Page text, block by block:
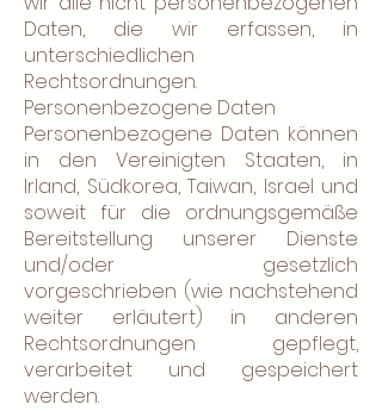
Daten, die wir erfassen, in
unterschiedlichen
Rechtsordnungen.
Personenbezogene Daten
Personenbezogene Daten können
in den Vereinigten Staaten, in
Irland, Südkorea, Taiwan, Israel und
soweit für die ordnungsgemäße
Bereitstellung unserer Dienste
und/oder gesetzlich
vorgeschrieben (wie nachstehend
weiter erläutert) in anderen
Rechtsordnungen gepflegt,
verarbeitet und gespeichert
werden.